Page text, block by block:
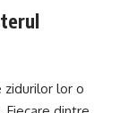
zidurilor lor o